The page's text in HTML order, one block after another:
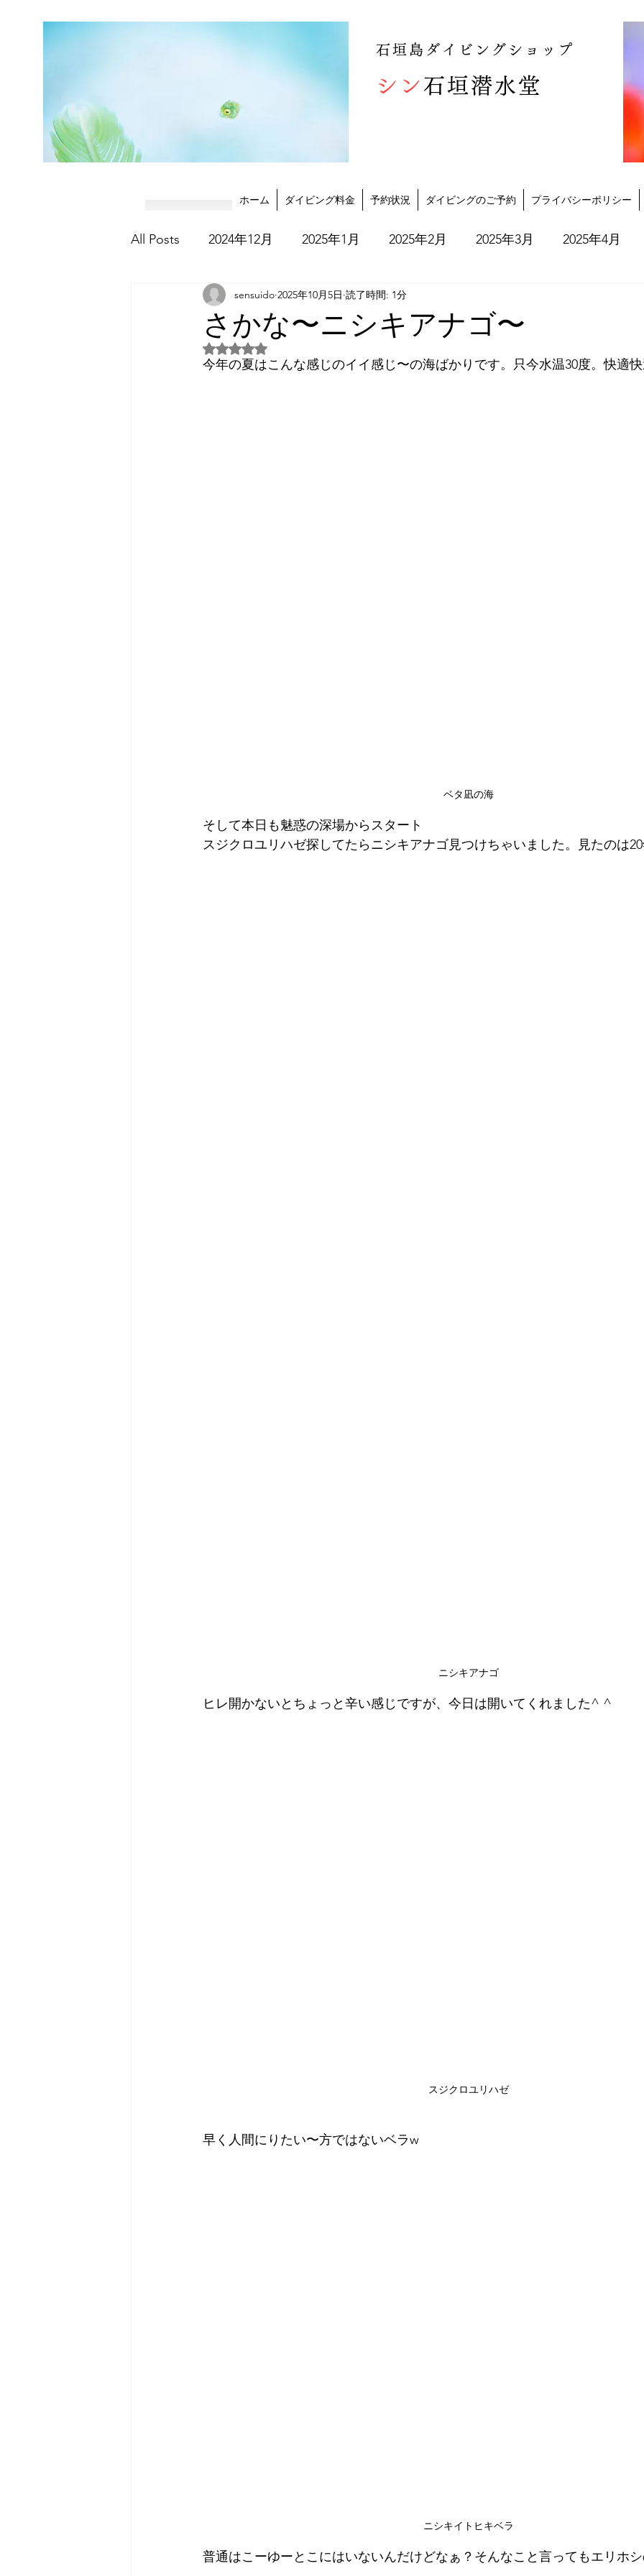
石垣島ダイビングショップ
シン 石垣潜水堂
ホーム ダイビング料金 予約状況 ダイビングのご予約 プライバシーポリシー
All Posts 2024年12月 2025年1月 2025年2月 2025年3月 2025年4月
2025年8月 2025年9月 2025年10月
2026年3月 2026年4月 2026年5月 2026年6月 2026年7月 2026年8
さかな〜ニシキアナゴ〜
sensuido 2025年10月5日 読了時間: 1分
5つ星のうちNaNと評価されています。
今年の夏はこんな感じのイイ感じ〜の海ばかりです。只今水温30度。快適快
ベタ凪の海
そして本日も魅惑の深場からスタート
スジクロユリハゼ探してたらニシキアナゴ見つけちゃいました。見たのは20
ニシキアナゴ
ヒレ開かないとちょっと辛い感じですが、今日は開いてくれました^ ^
スジクロユリハゼ
早く人間にりたい〜方ではないベラw
ニシキイトヒキベラ
普通はこーゆーとこにはいないんだけどなぁ？そんなこと言ってもエリホ